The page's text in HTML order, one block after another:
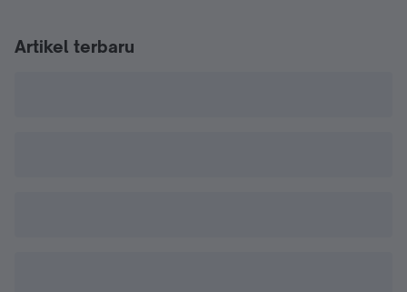
Artikel terbaru